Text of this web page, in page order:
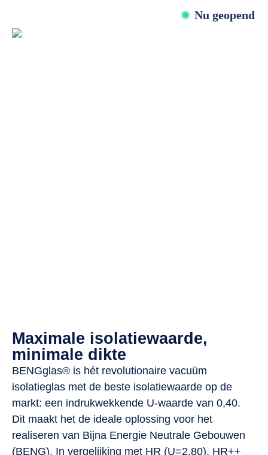
Nu geopend
Maximale isolatiewaarde,
minimale dikte
BENGglas® is hét revolutionaire vacuüm
isolatieglas met de beste isolatiewaarde op de
markt: een indrukwekkende U-waarde van 0,40.
Dit maakt het de ideale oplossing voor het
realiseren van Bijna Energie Neutrale Gebouwen
(BENG). In vergelijking met HR (U=2,80), HR++